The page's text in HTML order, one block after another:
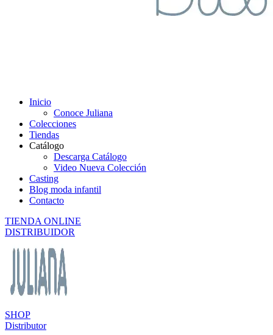
Inicio
Conoce Juliana
Colecciones
Tiendas
Catálogo
Descarga Catálogo
Video Nueva Colección
Casting
Blog moda infantil
Contacto
TIENDA ONLINE
DISTRIBUIDOR
SHOP
Distributor